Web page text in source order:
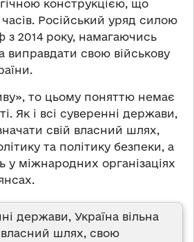
конструкцією, що
Російський уряд силою
з 2014 року, намагаючись
виправдати свою військову
то цьому поняттю немає
Як і всі суверенні держави,
свій власний шлях,
та політику безпеки, а
у міжнародних організаціях
держави, Україна вільна
власний шлях, свою